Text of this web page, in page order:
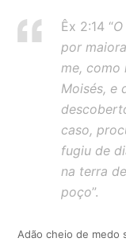
Êx 2:14 “
por
me, como
Moisés, e
caso,
fugiu de
na terra
poço”.
Adão cheio de medo